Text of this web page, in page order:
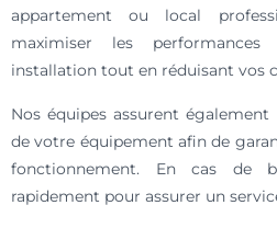
appartement ou local
maximiser les
installation tout en réduisant vos
Nos équipes assurent
de votre équipement afin de
fonctionnement. En cas de
rapidement pour assurer un